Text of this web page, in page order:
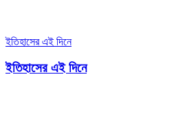
ইতিহাসের এই দিনে
ইতিহাসের এই দিনে